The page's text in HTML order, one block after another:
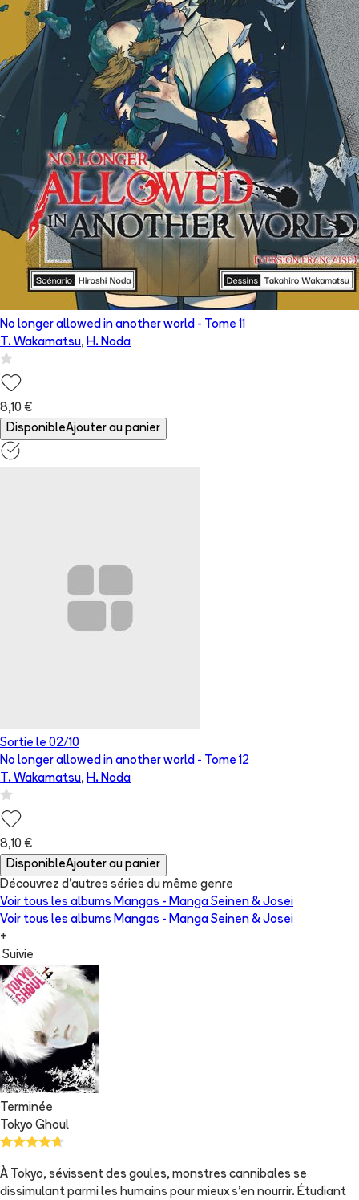
No longer allowed in another world - Tome 11
T. Wakamatsu, H. Noda
8,10 €
DisponibleAjouter au panier
Sortie le 02/10
No longer allowed in another world - Tome 12
T. Wakamatsu, H. Noda
8,10 €
DisponibleAjouter au panier
Découvrez d'autres séries du même genre
Voir tous les albums Mangas - Manga Seinen & Josei
Voir tous les albums Mangas - Manga Seinen & Josei
+
Suivie
Terminée
Tokyo Ghoul
À Tokyo, sévissent des goules, monstres cannibales se
dissimulant parmi les humains pour mieux s'en nourrir. Étudiant